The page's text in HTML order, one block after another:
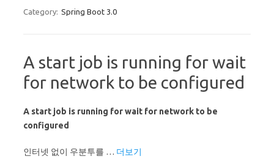
Category: Spring Boot 3.0
A start job is running for wait
for network to be configured
A start job is running for wait for network to be
configured
인터넷 없이 우분투를 … 더보기